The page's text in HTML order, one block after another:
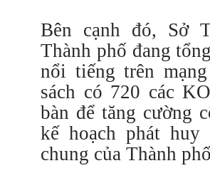
Bên cạnh đó, Sở
Thành phố đang
nổi tiếng trên
sách có 720 các
bàn để tăng cường
kế hoạch phát
chung của Thành